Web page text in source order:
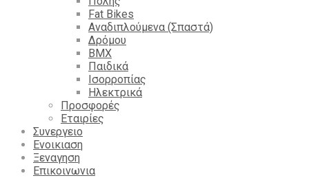
Fat Bikes
Αναδιπλούμενα (Σπαστά)
Δρόμου
BMX
Παιδικά
Ισορροπίας
Ηλεκτρικά
Προσφορές
Εταιρίες
Συνεργειο
Ενοικιαση
Ξεναγηση
Επικοινωνια